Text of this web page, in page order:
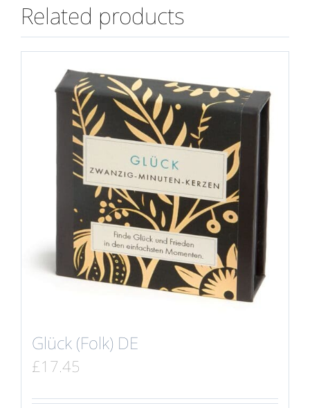
Related products
Glück (Folk) DE
£17.45